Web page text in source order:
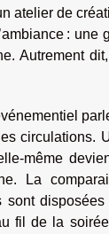
atelier de
:
Autrement
même
La
sont
fil de la